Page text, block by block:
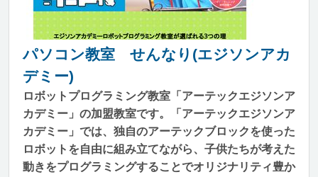
パソコン教室 せんなり(エジソンアカ
デミー)
ロボットプログラミング教室「アーテックエジソンア
カデミー」の加盟教室です。「アーテックエジソンア
カデミー」では、独自のアーテックブロックを使った
ロボットを自由に組み立てながら、子供たちが考えた
動きをプログラミングすることでオリジナリティ豊か